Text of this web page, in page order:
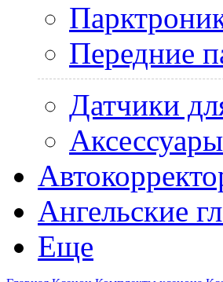
Передние
Датчики
Ангельские
Еще